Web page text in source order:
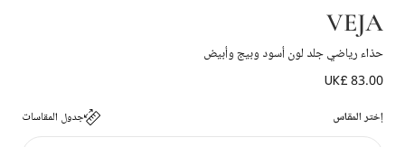
VEJA
حذاء رياضي جلد لون أسود وبيج وأبيض
UK£ 83.00
إختر المقاس جدول المقاسات